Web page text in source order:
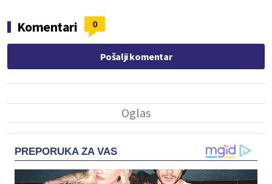
Komentari 0
Pošalji komentar
PREPORUKA ZA VAS